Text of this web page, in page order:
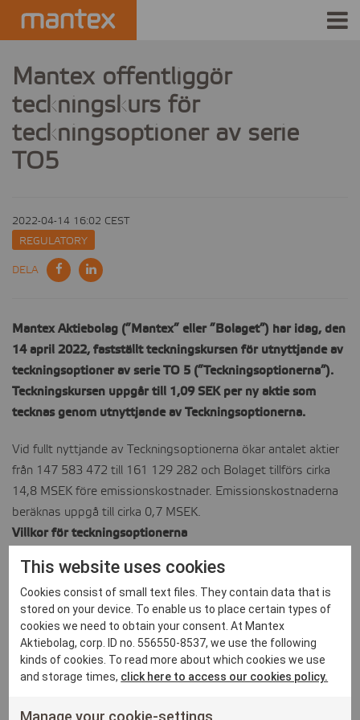
PRODUCTS
HOW IT WORKS
EVENTS
ABOUT US
PRESS
CONTACT
Mantex offentliggör
teckningskurs för
teckningsoptioner av serie
TO5
2022-04-14 16:02 CEST
REGULATORY
DELA
Mantex Aktiebolag (”Mantex” eller ”Bolaget”) har idag, den
14 april 2022, fastställt teckningskursen för utnyttjande av
teckningsoptioner av serie TO 5 (”Teckningsoptionerna”).
Teckningskursen uppgår till 1,09 SEK per ny aktie som
tecknas genom utnyttjande av Teckningsoptionerna.
Vid fullt nyttjande av Teckningsoptionerna ökar antalet aktier
från 147 583 472 till 161 129 282 och Bolaget tillförs cirka
14,8 MSEK före emissionskostnader. Emissionskostnaderna
beräknas uppgå till cirka 0,7 MSEK.
Villkor för teckningsoptionerna
ny aktie.
Nyttjandekurs: 1,09 SEK per aktie, courtage utgår ej.
Utnyttjandeperiod: 19 april 2022 till och med den 3 maj 2022
Handel med TO5: till och med den 29 april 2022.
För mer information, vänligen kontakta:
This website uses cookies
Cookies consist of small text files. They contain data that is
stored on your device. To enable us to place certain types of
cookies we need to obtain your consent. At Mantex
Aktiebolag, corp. ID no. 556550-8537, we use the following
kinds of cookies. To read more about which cookies we use
and storage times, click here to access our cookies policy.
Manage your cookie-settings